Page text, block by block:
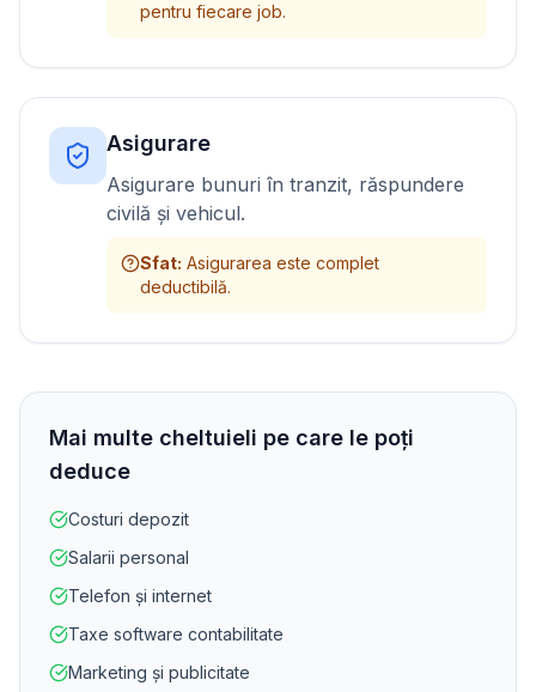
pentru fiecare job.
Asigurare
Asigurare bunuri în tranzit, răspundere
civilă și vehicul.
Sfat: Asigurarea este complet
deductibilă.
Mai multe cheltuieli pe care le poți
deduce
Costuri depozit
Salarii personal
Telefon și internet
Taxe software contabilitate
Marketing și publicitate